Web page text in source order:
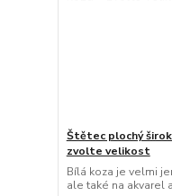
Štětec plochý
zvolte velikost
Bílá koza je velmi
ale také na akvarel